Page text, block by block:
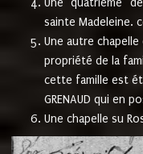
sainte Madeleine.
Une autre
propriété de la
cette famille est
GRENAUD qui en
Une chapelle su